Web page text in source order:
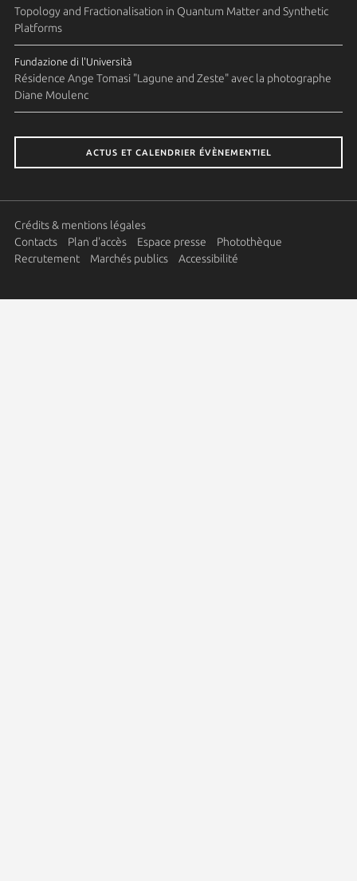
Topology and Fractionalisation in Quantum Matter and Synthetic
Platforms
Fundazione di l'Università
Résidence Ange Tomasi "Lagune and Zeste" avec la photographe
Diane Moulenc
ACTUS ET CALENDRIER ÉVÈNEMENTIEL
Crédits & mentions légales
Contacts
Plan d'accès Espace presse
Photothèque
Recrutement
Marchés publics Accessibilité